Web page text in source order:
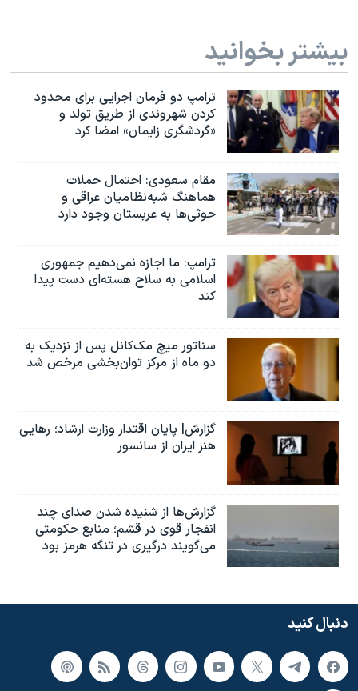
بیشتر بخوانید
ترامپ دو فرمان اجرایی برای محدود
کردن شهروندی از طریق تولد و
«گردشگری زایمان» امضا کرد
مقام سعودی: احتمال حملات
هماهنگ شبه‌نظامیان عراقی و
حوثی‌ها به عربستان وجود دارد
ترامپ: ما اجازه نمی‌دهیم جمهوری
اسلامی به سلاح هسته‌ای دست پیدا
کند
سناتور میچ مک‌کانل پس از نزدیک به
دو ماه از مرکز توان‌بخشی مرخص شد
گزارش| پایان اقتدار وزارت ارشاد؛ رهایی
هنر ایران از سانسور
گزارش‌ها از شنیده شدن صدای چند
انفجار قوی در قشم؛ منابع حکومتی
می‌گویند درگیری در تنگه هرمز بود
دنبال کنید